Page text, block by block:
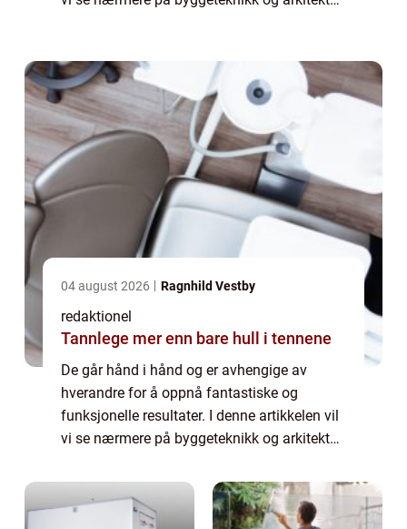
04 august 2026 Ragnhild Vestby
redaktionel
Tannlege mer enn bare hull i tennene
De går hånd i hånd og er avhengige av
hverandre for å oppnå fantastiske og
funksjonelle resultater. I denne artikkelen vil
vi se nærmere på byggeteknikk og arkitektur,
som finnes, og hvordan de kan variere...